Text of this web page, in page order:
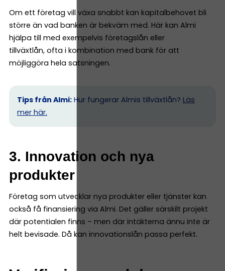
Om ett företag vill växa snabbt kan kapitalbehovet bli
större än vad banken är bekväm med. Här kan Almi
hjälpa till med exempelvis företagslån eller
tillväxtlån, ofta i kombination med bank för att
möjliggöra hela satsningen.
Tips från Almi: Hur fungerar Almis tillväxtlån? Läs
mer här.
3. Innovation och nya
produkter
Företag som utvecklar nya produkter eller tjänster kan
också få finansiering via Almi. Det gäller särskilt projekt
där potentialen finns – men där intäkterna ännu inte är
helt bevisade. Då kan innovationslån passa perfekt.